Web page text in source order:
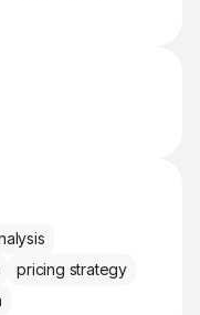
pricing strategy